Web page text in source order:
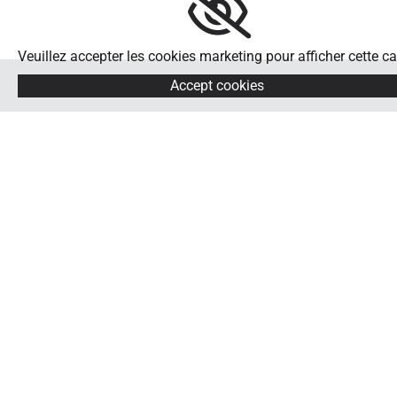
Veuillez accepter les cookies marketing pour afficher cette
Accept cookies